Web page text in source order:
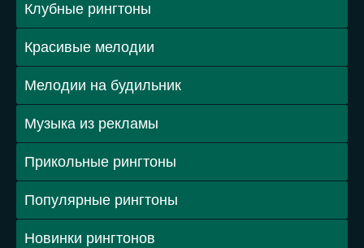
Клубные рингтоны
Красивые мелодии
Мелодии на будильник
Музыка из рекламы
Прикольные рингтоны
Популярные рингтоны
Новинки рингтонов